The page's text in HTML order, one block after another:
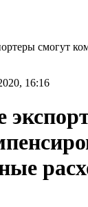
смогут
16:16